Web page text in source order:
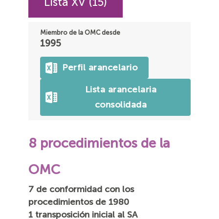
Miembro de la OMC desde
1995
Perfil arancelario
Lista arancelaria
consolidada
8 procedimientos de la
OMC
7 de conformidad con los
procedimientos de 1980
1 transposición inicial al SA